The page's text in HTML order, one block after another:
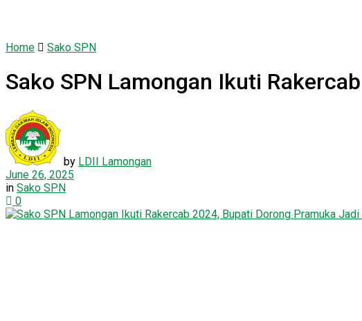
Home Sako SPN
Sako SPN Lamongan Ikuti
by LDII Lamongan
June 26, 2025
in Sako SPN
0